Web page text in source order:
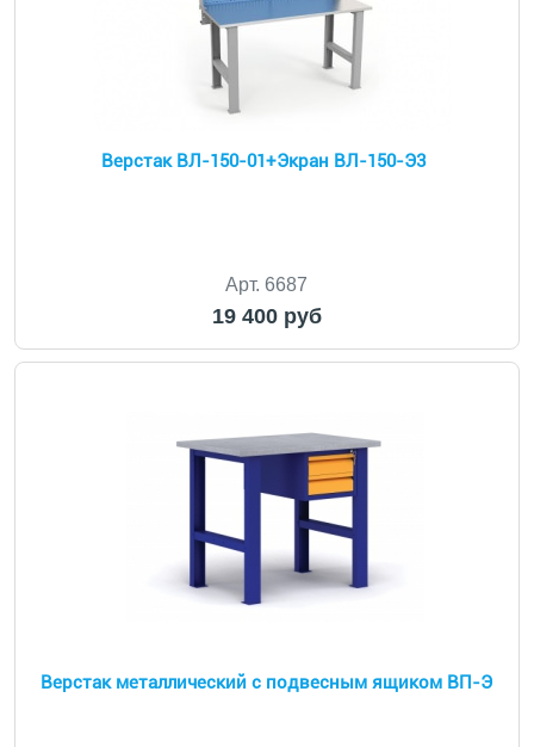
Верстак ВЛ-150-01+Экран ВЛ-150-Э3
Арт. 6687
19 400 руб
Верстак металлический с подвесным ящиком ВП-Э